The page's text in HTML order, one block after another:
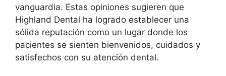
vanguardia. Estas opiniones sugieren que
Highland Dental ha logrado establecer una
sólida reputación como un lugar donde los
pacientes se sienten bienvenidos, cuidados y
satisfechos con su atención dental.